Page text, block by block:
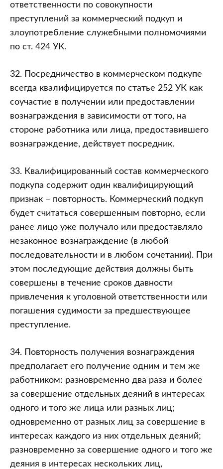
ответственности по совокупности
преступлений за коммерческий подкуп и
злоупотребление служебными полномочиями
по ст. 424 УК.
32. Посредничество в коммерческом подкупе
всегда квалифицируется по статье 252 УК как
соучастие в получении или предоставлении
вознаграждения в зависимости от того, на
стороне работника или лица, предоставившего
вознаграждение, действует посредник.
33. Квалифицированный состав коммерческого
подкупа содержит один квалифицирующий
признак – повторность. Коммерческий подкуп
будет считаться совершенным повторно, если
ранее лицо уже получало или предоставляло
незаконное вознаграждение (в любой
последовательности и в любом сочетании). При
этом последующие действия должны быть
совершены в течение сроков давности
привлечения к уголовной ответственности или
погашения судимости за предшествующее
преступление.
34. Повторность получения вознаграждения
предполагает его получение одним и тем же
работником: разновременно два раза и более
за совершение отдельных деяний в интересах
одного и того же лица или разных лиц;
одновременно от разных лиц за совершение в
интересах каждого из них отдельных деяний;
разновременно за совершение одного и того же
деяния в интересах нескольких лиц,